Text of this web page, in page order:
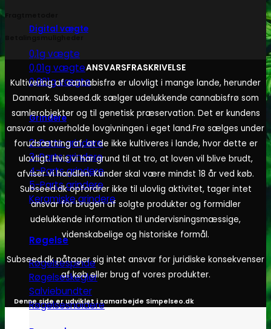
Digital vægte
0,1g vægte
0,01g vægte
0,001g vægte
Grindere
2-Parts grindere
3-Parts grindere
4-Parts grindere
5-Parts grindere
Keramiske grindere
Røgelse
Røgelsespinde
Røgelseskegler
Salviebundter
Røgelsesholdere
ANSVARSFRASKRIVELSE
Kultivering af cannabisfrø er ulovligt i mange lande, herunder
Danmark. Subseed.dk sælger udelukkende cannabisfrø som
samlerobjekter og til genetisk præservation. Det er kundens
ansvar at overholde lovgivningen i eget land.Frø sælges under
forudsætning af, at de ikke kultiveres i lande, hvor dette er
ulovligt. Hvis vi har grund til at tro, at loven vil blive brudt,
afviser vi handlen. Kunder skal være mindst 18 år ved køb.
Subseed.dk opfordrer ikke til ulovlig aktivitet, tager intet
ansvar for brugen af solgte produkter og formidler
udelukkende information til undervisningsmæssige,
videnskabelige og historiske formål.
Subseed.dk påtager sig intet ansvar for juridiske konsekvenser
af køb eller brug af vores produkter.
Denne side er udviklet i samarbejde Simpelseo.dk